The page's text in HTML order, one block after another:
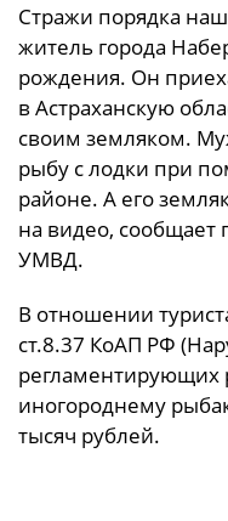
Стражи порядка
житель города
рождения. Он
в Астраханскую
своим земляком.
рыбу с лодки при
районе. А его
на видео, сообщает
УМВД.
В отношении
ст.8.37 КоАП РФ
регламентирующих
иногороднему
тысяч рублей.